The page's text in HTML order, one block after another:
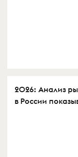
2026: Анализ
в России